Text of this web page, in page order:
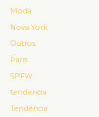
Moda
Nova York
Outros
Paris
SPFW
tendencia
Tendência